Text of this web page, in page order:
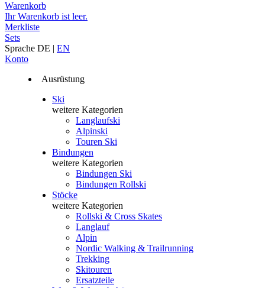
Warenkorb
Ihr Warenkorb ist leer.
Merkliste
Sets
Sprache DE | EN
Konto
Ausrüstung
Ski
weitere Kategorien
Langlaufski
Alpinski
Touren Ski
Bindungen
weitere Kategorien
Bindungen Ski
Bindungen Rollski
Stöcke
weitere Kategorien
Rollski & Cross Skates
Langlauf
Alpin
Nordic Walking & Trailrunning
Trekking
Skitouren
Ersatzteile